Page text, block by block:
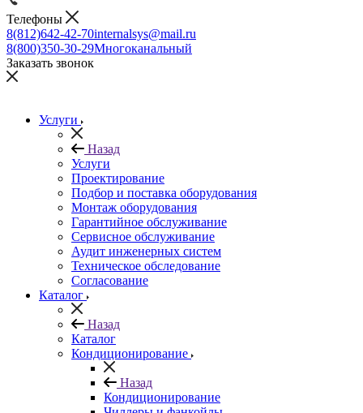
Телефоны
8(812)642-42-70internalsys@mail.ru
8(800)350-30-29Многоканальный
Заказать звонок
Услуги
Назад
Услуги
Проектирование
Подбор и поставка оборудования
Монтаж оборудования
Гарантийное обслуживание
Сервисное обслуживание
Аудит инженерных систем
Техническое обследование
Согласование
Каталог
Назад
Каталог
Кондиционирование
Назад
Кондиционирование